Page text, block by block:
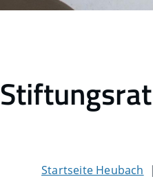
Startseite Heubach